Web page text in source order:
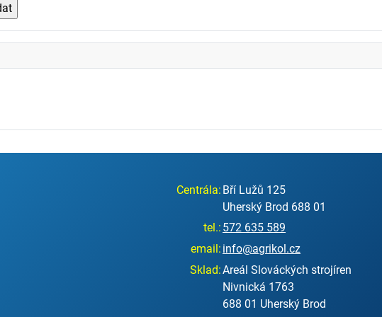
Centrála: Bří Lužů 125
Uherský Brod 688 01
tel.: 572 635 589
email: info@agrikol.cz
Sklad:Areál Slováckých strojíren
Nivnická 1763
688 01 Uherský Brod